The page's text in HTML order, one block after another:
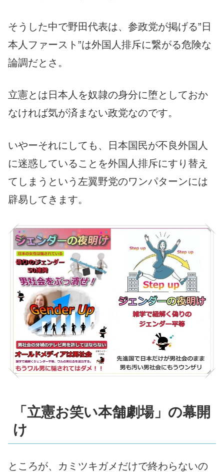
そうした中で野田代表は、参政党が掲げる”日
本人ファースト”は外国人排斥に繋がる危険な
論調だとさ。
立憲とは日本人を奴隷の身分に堕としておか
なければ気が済まない政党なのです。
いやーそれにしても、日本国民が不良外国人
に迷惑していることを外国人排斥にすり替え
てしまうという左翼野党のワンパターンには
辟易してきます。
「立憲お笑い本舗劇場」の幕開
け
ところが、カミツキガメだけで終わらないの